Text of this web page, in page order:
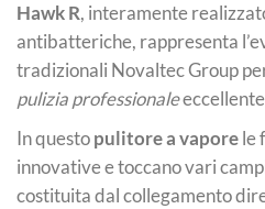
Hawk R, interamente
antibatteriche, rappresenta
tradizionali Novaltec Group
pulizia professionale
In questopulitore a vaporele
innovative e toccano vari
costituita dal collegamento